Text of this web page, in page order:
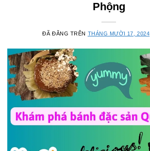
Phộng
ĐÃ ĐĂNG TRÊN THÁNG MƯỜI 17, 2024